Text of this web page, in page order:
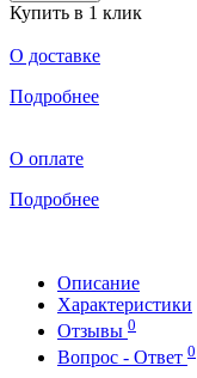
Купить в 1 клик
О доставке
Подробнее
О оплате
Подробнее
Описание
Характеристики
Отзывы 0
Вопрос - Ответ 0